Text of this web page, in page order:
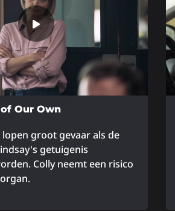
Our Own
lopen groot gevaar als de
getuigenis
Colly neemt een risico